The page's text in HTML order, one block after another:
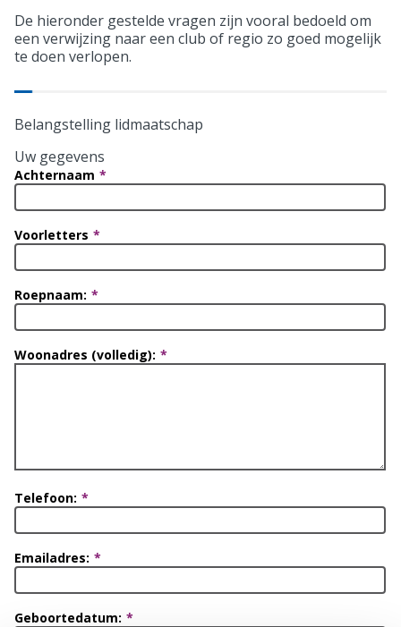
De hieronder gestelde vragen zijn vooral bedoeld om
een verwijzing naar een club of regio zo goed mogelijk
te doen verlopen.
Belangstelling lidmaatschap
Uw gegevens
Achternaam
Voorletters
Roepnaam:
Woonadres (volledig):
Telefoon:
Emailadres:
Geboortedatum: